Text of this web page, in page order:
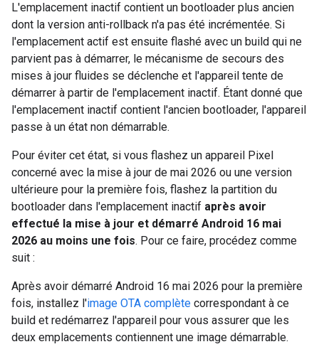
L'emplacement inactif contient un bootloader plus ancien
dont la version anti-rollback n'a pas été incrémentée. Si
l'emplacement actif est ensuite flashé avec un build qui ne
parvient pas à démarrer, le mécanisme de secours des
mises à jour fluides se déclenche et l'appareil tente de
démarrer à partir de l'emplacement inactif. Étant donné que
l'emplacement inactif contient l'ancien bootloader, l'appareil
passe à un état non démarrable.
Pour éviter cet état, si vous flashez un appareil Pixel
concerné avec la mise à jour de mai 2026 ou une version
ultérieure pour la première fois, flashez la partition du
bootloader dans l'emplacement inactif après avoir
effectué la mise à jour et démarré Android 16 mai
2026 au moins une fois. Pour ce faire, procédez comme
suit :
Après avoir démarré Android 16 mai 2026 pour la première
fois, installez l'image OTA complète correspondant à ce
build et redémarrez l'appareil pour vous assurer que les
deux emplacements contiennent une image démarrable.